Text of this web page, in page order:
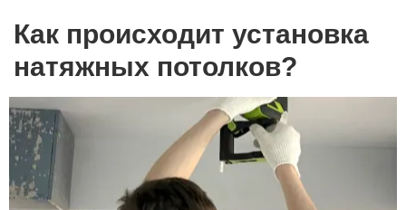
Как происходит установка
натяжных потолков?